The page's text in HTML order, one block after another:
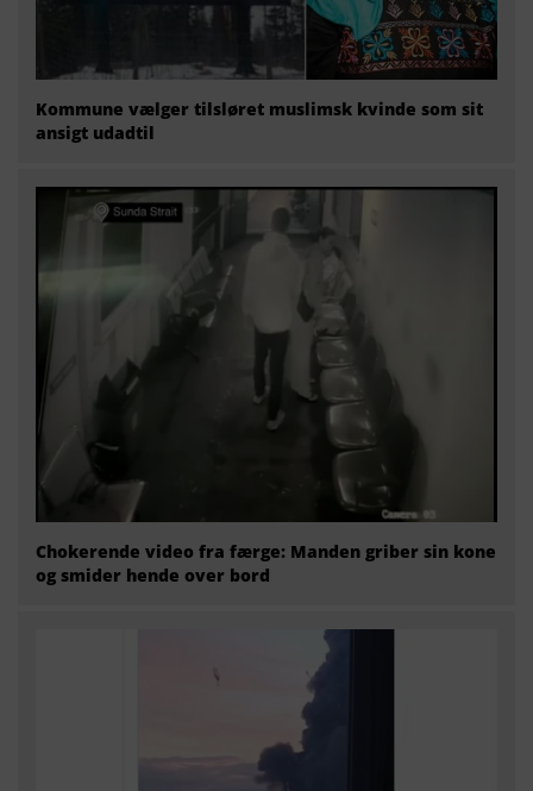
Kommune vælger tilsløret muslimsk kvinde som sit
ansigt udadtil
Chokerende video fra færge: Manden griber sin kone
og smider hende over bord